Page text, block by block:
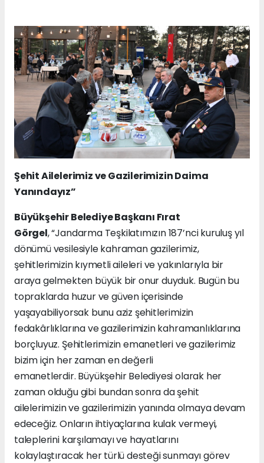
Şehit Ailelerimiz ve Gazilerimizin Daima
Yanındayız”
Büyükşehir Belediye Başkanı Fırat
Görgel, “Jandarma Teşkilatımızın 187’nci kuruluş yıl
dönümü vesilesiyle kahraman gazilerimiz,
şehitlerimizin kıymetli aileleri ve yakınlarıyla bir
araya gelmekten büyük bir onur duyduk. Bugün bu
topraklarda huzur ve güven içerisinde
yaşayabiliyorsak bunu aziz şehitlerimizin
fedakârlıklarına ve gazilerimizin kahramanlıklarına
borçluyuz. Şehitlerimizin emanetleri ve gazilerimiz
bizim için her zaman en değerli
emanetlerdir. Büyükşehir Belediyesi olarak her
zaman olduğu gibi bundan sonra da şehit
ailelerimizin ve gazilerimizin yanında olmaya devam
edeceğiz. Onların ihtiyaçlarına kulak vermeyi,
taleplerini karşılamayı ve hayatlarını
kolaylaştıracak her türlü desteği sunmayı görev